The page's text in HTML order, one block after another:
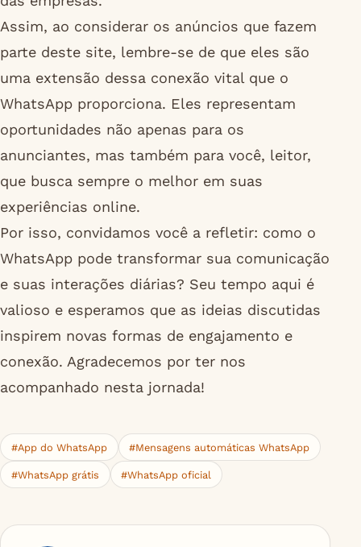
Assim, ao considerar os anúncios que fazem
parte deste site, lembre-se de que eles são
uma extensão dessa conexão vital que o
WhatsApp proporciona. Eles representam
oportunidades não apenas para os
anunciantes, mas também para você, leitor,
que busca sempre o melhor em suas
experiências online.
Por isso, convidamos você a refletir: como o
WhatsApp pode transformar sua comunicação
e suas interações diárias? Seu tempo aqui é
valioso e esperamos que as ideias discutidas
inspirem novas formas de engajamento e
conexão. Agradecemos por ter nos
acompanhado nesta jornada!
#App do WhatsApp #Mensagens automáticas WhatsApp
#WhatsApp grátis #WhatsApp oficial